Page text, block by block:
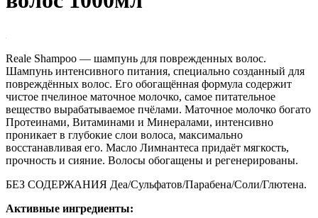
Reale Shampoo — шампунь для поврежденных волос.
Шампунь интенсивного питания, специально созданный для
повреждённых волос. Его обогащённая формула содержит
чистое пчелиное маточное молочко, самое питательное
вещество вырабатываемое пчёлами. Маточное молочко богато
Протеинами, Витаминами и Минералами, интенсивно
проникает в глубокие слои волоса, максимально
восстанавливая его. Масло Лимнантеса придаёт мягкость,
прочность и сияние. Волосы обогащены и регенерированы.
БЕЗ СОДЕРЖАНИЯ Деа/Сульфатов/Парабена/Соли/Глютена.
Активные ингредиенты: